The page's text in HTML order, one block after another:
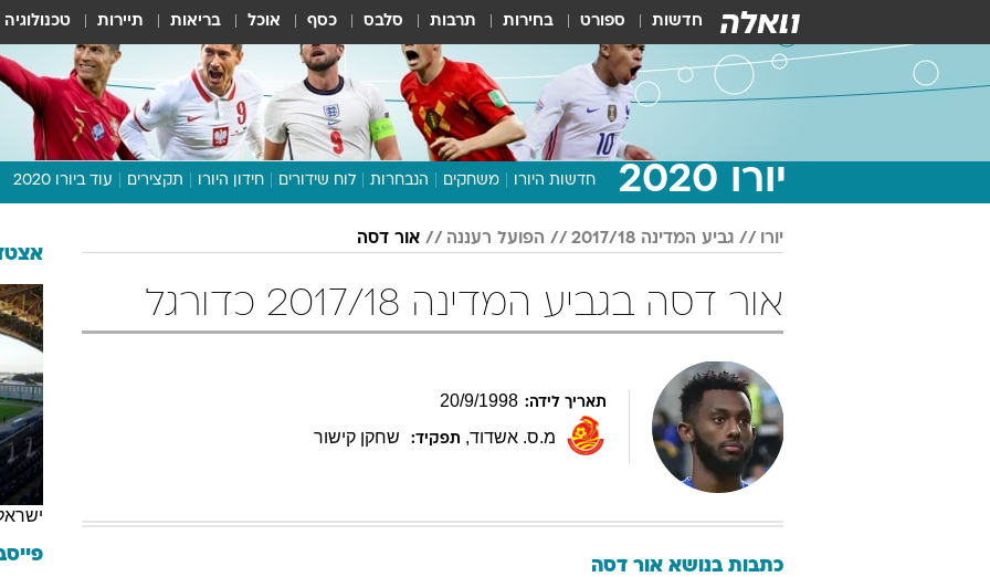
חדשות ספורט בחירות תרבות סלבס כסף אוכל בריאות תיירות טכנולוגיה
יורו 2020 חדשות היורו משחקים הנבחרות לוח שידורים חידון היורו תקצירים עוד ביורו 2020
תכנית היורו
דעות ופרשנויות
וואלה! ספורט
יורו גביע המדינה 2017/18 הפועל רעננה אור דסה
אור דסה בגביע המדינה 2017/18 כדורגל
תאריך לידה: 20/9/1998
מ.ס. אשדוד, תפקיד: שחקן קישור
כתבות בנושא אור דסה